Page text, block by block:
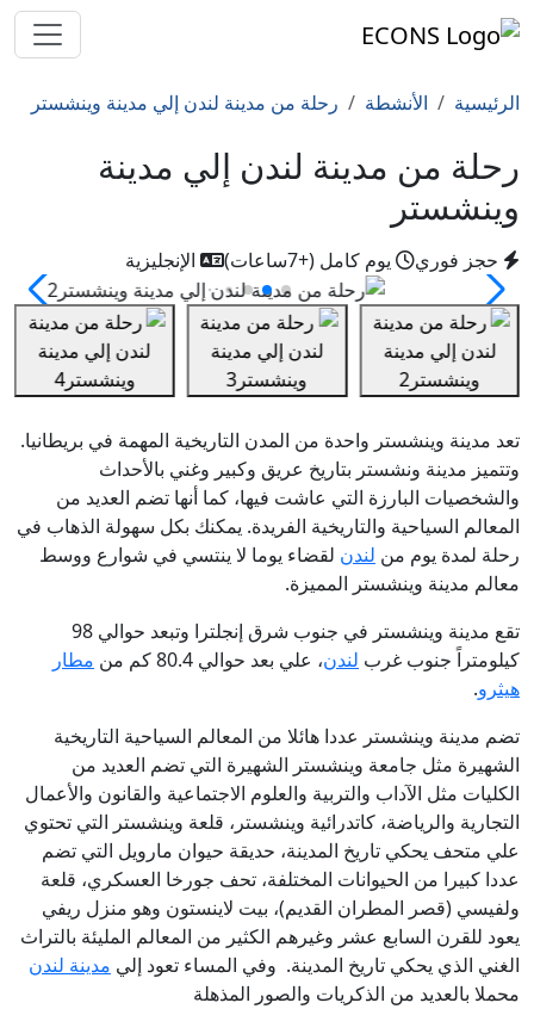
الرئيسية الأنشطة رحلة من مدينة لندن إلي مدينة وينشستر
رحلة من مدينة لندن إلي مدينة
وينشستر
حجز فوري يوم كامل (+7ساعات) الإنجليزية
تعد مدينة وينشستر واحدة من المدن التاريخية المهمة في بريطانيا.
وتتميز مدينة ونشستر بتاريخ عريق وكبير وغني بالأحداث
والشخصيات البارزة التي عاشت فيها، كما أنها تضم العديد من
المعالم السياحية والتاريخية الفريدة. يمكنك بكل سهولة الذهاب في
رحلة لمدة يوم من لندن لقضاء يوما لا ينتسي في شوارع ووسط
معالم مدينة وينشستر المميزة.
تقع مدينة وينشستر في جنوب شرق إنجلترا وتبعد حوالي 98
كيلومتراً جنوب غرب لندن، علي بعد حوالي 80.4 كم من
مطار
هيثرو.
تضم مدينة وينشستر عددا هائلا من المعالم السياحية التاريخية
الشهيرة مثل جامعة وينشستر الشهيرة التي تضم العديد من
الكليات مثل الآداب والتربية والعلوم الاجتماعية والقانون والأعمال
التجارية والرياضة، كاتدرائية وينشستر، قلعة وينشستر التي تحتوي
علي متحف يحكي تاريخ المدينة، حديقة حيوان مارويل التي تضم
عددا كبيرا من الحيوانات المختلفة، تحف جورخا العسكري، قلعة
ولفيسي (قصر المطران القديم)، بيت لاينستون وهو منزل ريفي
يعود للقرن السابع عشر وغيرهم الكثير من المعالم المليئة بالتراث
الغني الذي يحكي تاريخ المدينة. وفي المساء تعود إلي مدينة لندن
محملا بالعديد من الذكريات والصور المذهلة